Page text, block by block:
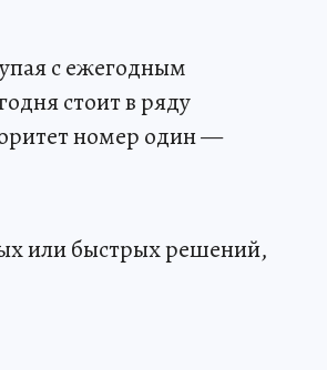
с ежегодным
стоит в ряду
номер один —
или быстрых решений,